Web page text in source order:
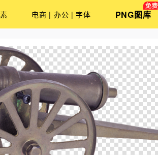
电商 | 办公 | 字体 PNG图库